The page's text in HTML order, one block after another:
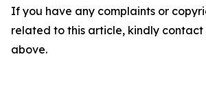
If you have any complaints or
related to this article, kindly
above.